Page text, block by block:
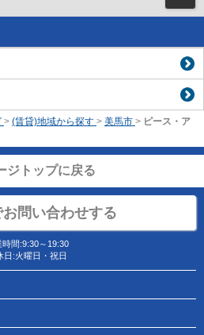
> (賃貸)地域から探す > 美馬市 > ピース・ア
ジトップに戻る
お問い合わせする
時間:9:30～19:30
日:火曜日・祝日